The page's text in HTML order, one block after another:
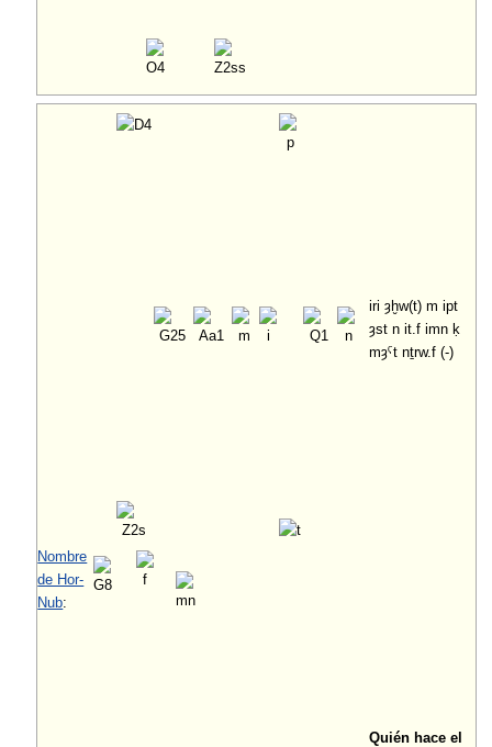
Nombre
de Hor-
Nub:
iri ȝḫw(t) m ipt
ȝst n it.f imn ḳ
mȝˁt nṯrw.f (-)
Quién hace el